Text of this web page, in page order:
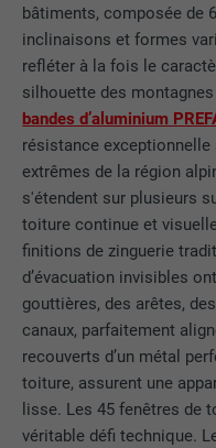
bâtiments, composée de
inclinaisons et formes
refléter à la fois le
silhouette des
bandes d’aluminium
résistance
extrêmes de la région
s'étendent sur plusieurs
toiture continue et
finitions de zinguerie
d’évacuation invisibles
gouttières, des arêtes,
canaux, parfaitement
recouverts d’un métal
toiture, assurent une
lisse. Les 45 fenêtres de
véritable défi technique.